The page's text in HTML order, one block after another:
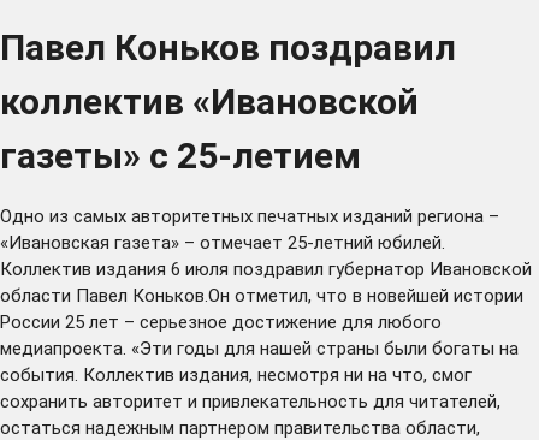
Павел Коньков поздравил
коллектив «Ивановской
газеты» с 25-летием
Одно из самых авторитетных печатных изданий региона –
«Ивановская газета» – отмечает 25-летний юбилей.
Коллектив издания 6 июля поздравил губернатор Ивановской
области Павел Коньков.Он отметил, что в новейшей истории
России 25 лет – серьезное достижение для любого
медиапроекта. «Эти годы для нашей страны были богаты на
события. Коллектив издания, несмотря ни на что, смог
сохранить авторитет и привлекательность для читателей,
остаться надежным партнером правительства области,